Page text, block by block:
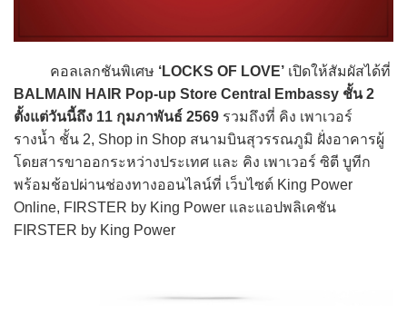
คอลเลกชันพิเศษ ‘LOCKS OF LOVE’ เปิดให้สัมผัสได้ที่
BALMAIN HAIR Pop-up Store Central Embassy ชั้น 2
ตั้งแต่วันนี้ถึง 11 กุมภาพันธ์ 2569 รวมถึงที่ คิง เพาเวอร์
รางน้ำ ชั้น 2, Shop in Shop สนามบินสุวรรณภูมิ ฝั่งอาคารผู้
โดยสารขาออกระหว่างประเทศ และ คิง เพาเวอร์ ซิตี บูทีก
พร้อมช้อปผ่านช่องทางออนไลน์ที่ เว็บไซต์ King Power
Online, FIRSTER by King Power และแอปพลิเคชัน
FIRSTER by King Power